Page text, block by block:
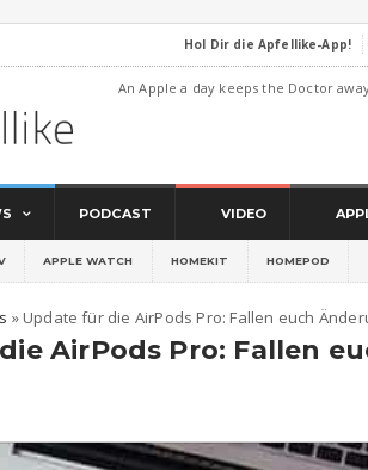
Hol Dir die Apfellike-App!
An Apple a day keeps the Doctor
PODCAST VIDEO
APPLE WATCH HOMEKIT HOMEPOD
» Update für die AirPods Pro: Fallen euch
AirPods Pro: Fallen